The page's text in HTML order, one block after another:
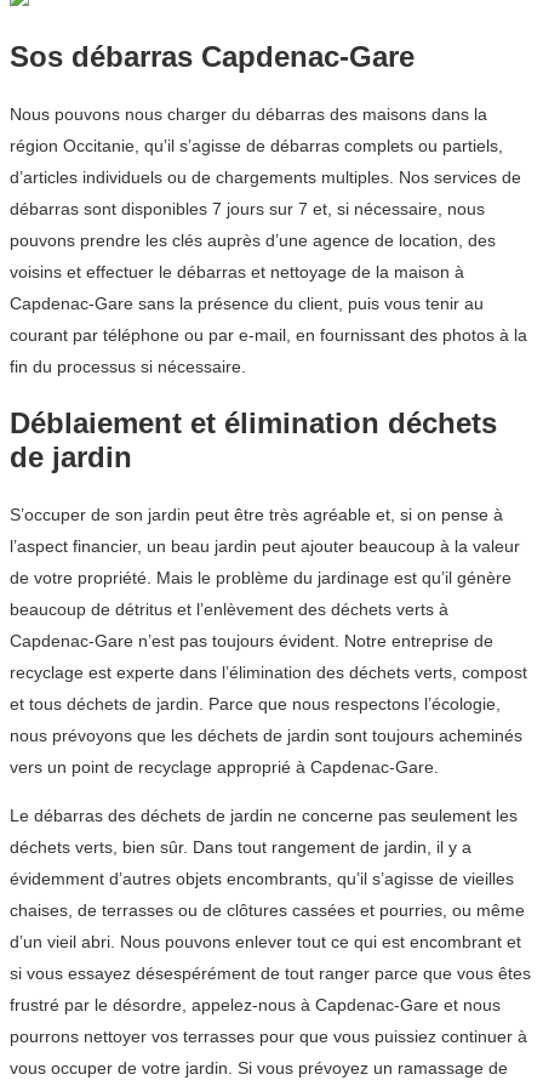
Sos débarras Capdenac-Gare
Nous pouvons nous charger du débarras des maisons dans la
région Occitanie, qu’il s’agisse de débarras complets ou partiels,
d’articles individuels ou de chargements multiples. Nos services de
débarras sont disponibles 7 jours sur 7 et, si nécessaire, nous
pouvons prendre les clés auprès d’une agence de location, des
voisins et effectuer le débarras et nettoyage de la maison à
Capdenac-Gare sans la présence du client, puis vous tenir au
courant par téléphone ou par e-mail, en fournissant des photos à la
fin du processus si nécessaire.
Déblaiement et élimination déchets
de jardin
S’occuper de son jardin peut être très agréable et, si on pense à
l’aspect financier, un beau jardin peut ajouter beaucoup à la valeur
de votre propriété. Mais le problème du jardinage est qu’il génère
beaucoup de détritus et l’enlèvement des déchets verts à
Capdenac-Gare n’est pas toujours évident. Notre entreprise de
recyclage est experte dans l’élimination des déchets verts, compost
et tous déchets de jardin. Parce que nous respectons l’écologie,
nous prévoyons que les déchets de jardin sont toujours acheminés
vers un point de recyclage approprié à Capdenac-Gare.
Le débarras des déchets de jardin ne concerne pas seulement les
déchets verts, bien sûr. Dans tout rangement de jardin, il y a
évidemment d’autres objets encombrants, qu’il s’agisse de vieilles
chaises, de terrasses ou de clôtures cassées et pourries, ou même
d’un vieil abri. Nous pouvons enlever tout ce qui est encombrant et
si vous essayez désespérément de tout ranger parce que vous êtes
frustré par le désordre, appelez-nous à Capdenac-Gare et nous
pourrons nettoyer vos terrasses pour que vous puissiez continuer à
vous occuper de votre jardin. Si vous prévoyez un ramassage de